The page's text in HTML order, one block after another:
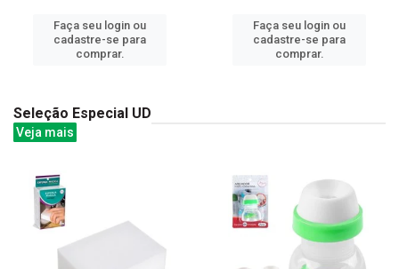
Faça seu login ou
cadastre-se para
comprar.
Faça seu login ou
cadastre-se para
comprar.
Seleção Especial UD
Veja mais